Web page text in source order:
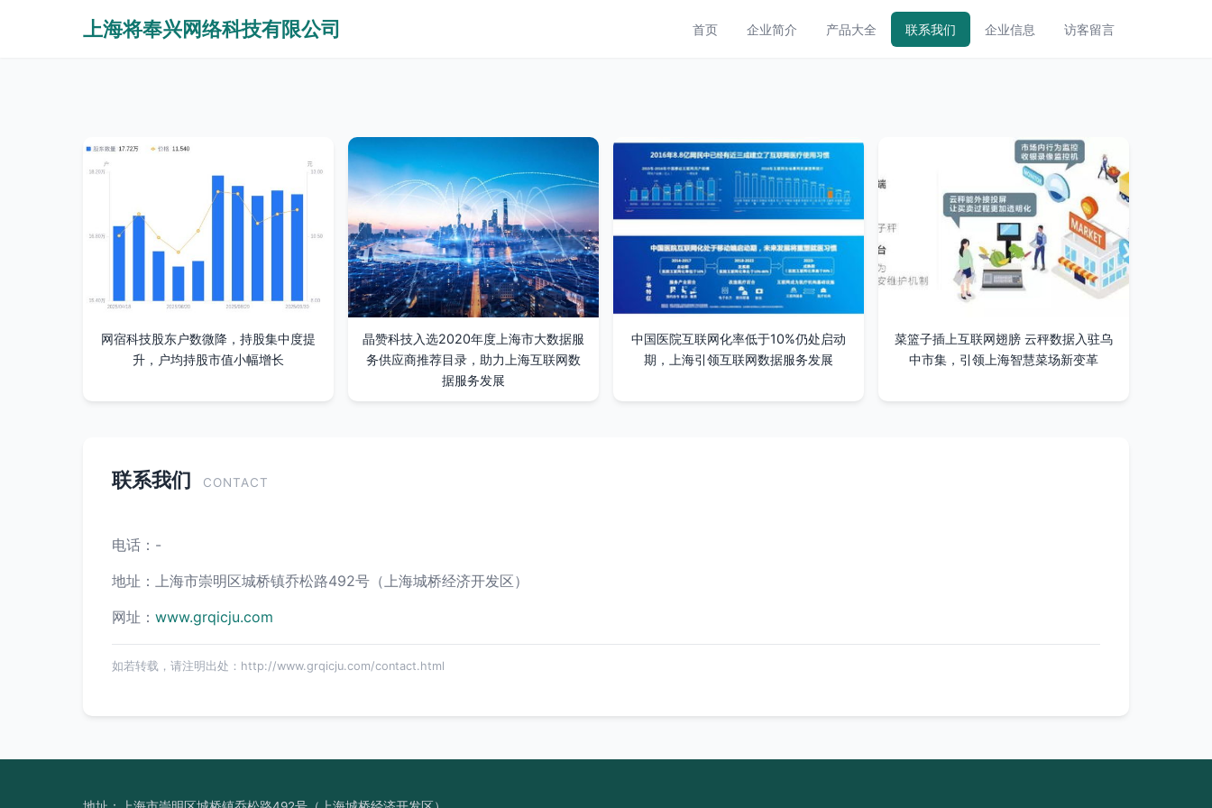
上海将奉兴网络科技有限公司 首页 企业简介 产品大全 联系我们 企业信息 访客留言
网宿科技股东户数微降，持股集中度提
升，户均持股市值小幅增长
晶赞科技入选2020年度上海市大数据服
务供应商推荐目录，助力上海互联网数
据服务发展
中国医院互联网化率低于10%仍处启动
期，上海引领互联网数据服务发展
菜篮子插上互联网翅膀 云秤数据入驻乌
中市集，引领上海智慧菜场新变革
联系我们 CONTACT
电话：-
地址：上海市崇明区城桥镇乔松路492号（上海城桥经济开发区）
网址： www.grqicju.com
如若转载，请注明出处：http://www.grqicju.com/contact.html